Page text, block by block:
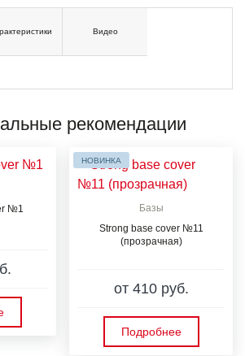
Видео
рекомендации
№1
НОВИНКА
Базы
Strong base cover №11
(прозрачная)
от 410 руб.
Подробнее